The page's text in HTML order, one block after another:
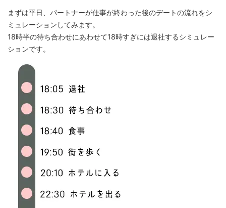
まずは平日、パートナーが仕事が終わった後のデートの流れをシ
ミュレーションしてみます。
18時半の待ち合わせにあわせて18時すぎには退社するシミュレー
ションです。